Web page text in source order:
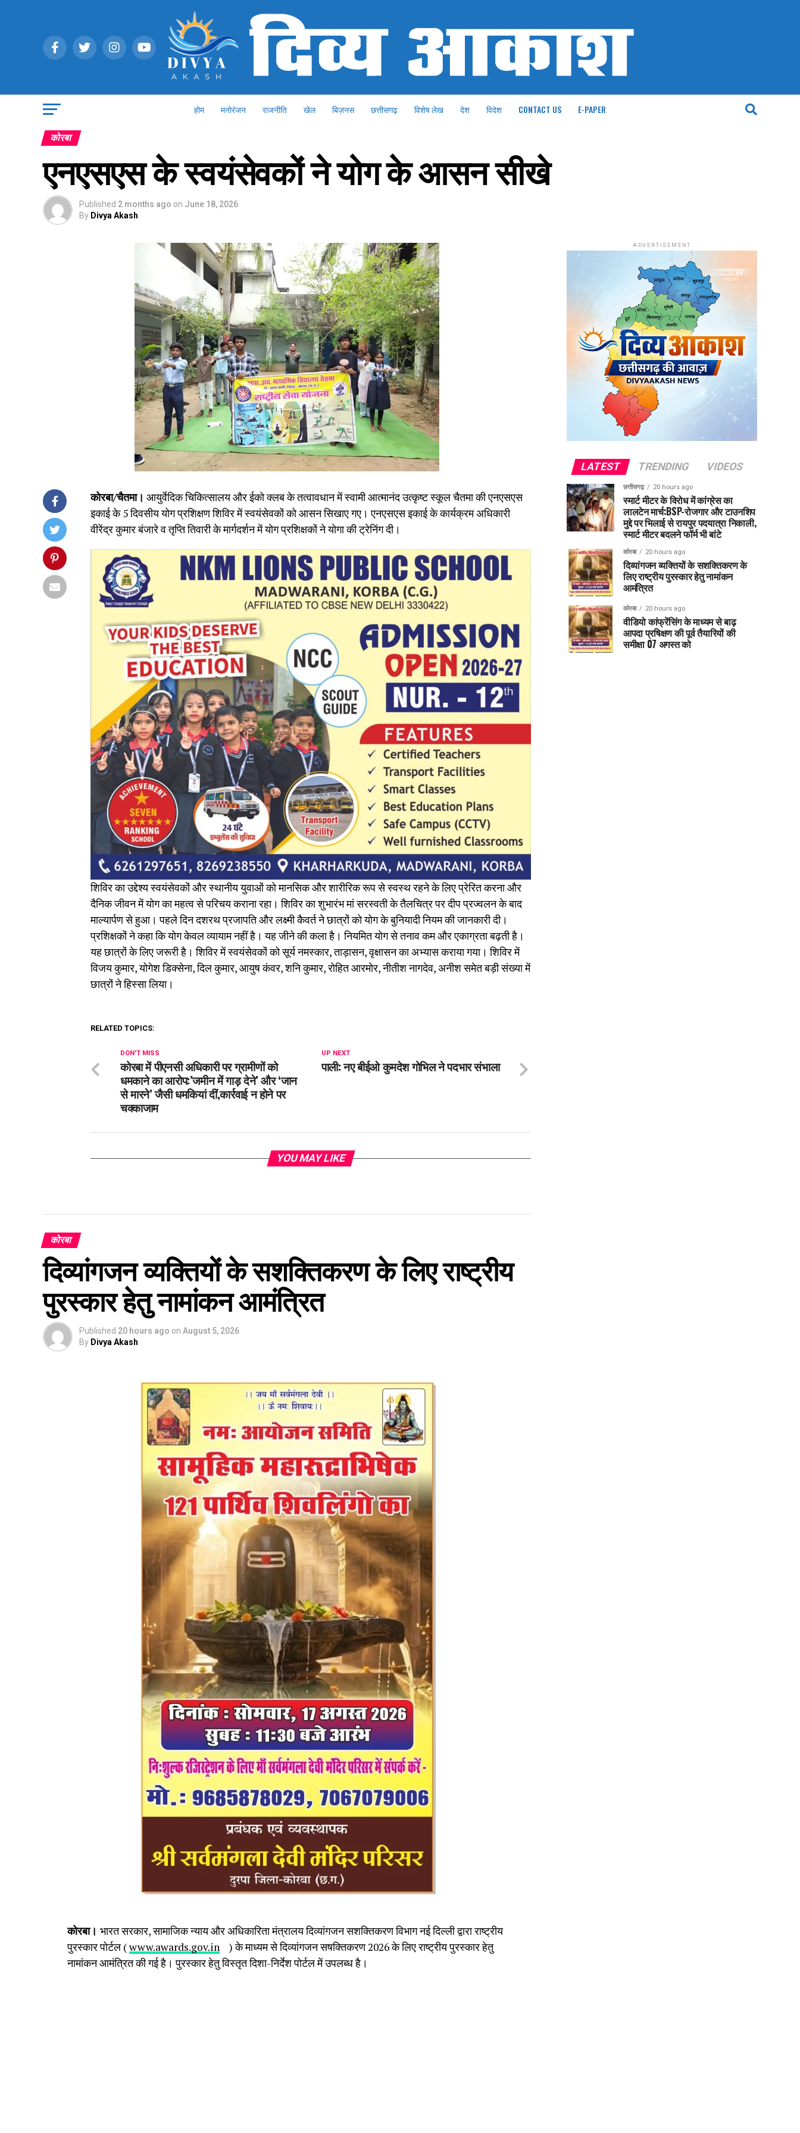
होम मनोरंजन राजनीति खेल बिज़नस छत्तीसगढ़ विशेष लेख देश विदेश CONTACT US E-PAPER
कोरबा
एनएसएस के स्वयंसेवकों ने योग के आसन सीखे
Published 2 months ago on June 18, 2026
By Divya Akash
कोरबा/चैतमा। आयुर्वेदिक चिकित्सालय और ईको क्लब के तत्वावधान में स्वामी आत्मानंद उत्कृष्ट स्कूल चैतमा की एनएसएस
इकाई के 5 दिवसीय योग प्रशिक्षण शिविर में स्वयंसेवकों को आसन सिखाए गए। एनएसएस इकाई के कार्यक्रम अधिकारी
वीरेंद्र कुमार बंजारे व तृप्ति तिवारी के मार्गदर्शन में योग प्रशिक्षकों ने योगा की ट्रेनिंग दी।
शिविर का उद्देश्य स्वयंसेवकों और स्थानीय युवाओं को मानसिक और शारीरिक रूप से स्वस्थ रहने के लिए प्रेरित करना और
दैनिक जीवन में योग का महत्व से परिचय कराना रहा। शिविर का शुभारंभ मां सरस्वती के तैलचित्र पर दीप प्रज्वलन के बाद
माल्यार्पण से हुआ। पहले दिन दशरथ प्रजापति और लक्ष्मी कैवर्त ने छात्रों को योग के बुनियादी नियम की जानकारी दी।
प्रशिक्षकों ने कहा कि योग केवल व्यायाम नहीं है। यह जीने की कला है। नियमित योग से तनाव कम और एकाग्रता बढ़ती है।
यह छात्रों के लिए जरूरी है। शिविर में स्वयंसेवकों को सूर्य नमस्कार, ताड़ासन, वृक्षासन का अभ्यास कराया गया। शिविर में
विजय कुमार, योगेश डिक्सेना, दिल कुमार, आयुष कंवर, शनि कुमार, रोहित आरमोर, नीतीश नागदेव, अनीश समेत बड़ी संख्या में
छात्रों ने हिस्सा लिया।
RELATED TOPICS:
UP NEXT
पाली: नए बीईओ कुमदेश गोभिल ने पदभार संभाला
DON'T MISS
कोरबा में पीएनसी अधिकारी पर ग्रामीणों को
धमकाने का आरोप:’जमीन में गाड़ देने’ और ‘जान
से मारने’ जैसी धमकियां दीं,कार्रवाई न होने पर
चक्काजाम
YOU MAY LIKE
कोरबा
दिव्यांगजन व्यक्तियों के सशक्तिकरण के लिए राष्ट्रीय
पुरस्कार हेतु नामांकन आमंत्रित
Published 20 hours ago on August 5, 2026
By Divya Akash
कोरबा। भारत सरकार, सामाजिक न्याय और अधिकारिता मंत्रालय दिव्यांगजन सशक्तिकरण विभाग नई दिल्ली द्वारा राष्ट्रीय
पुरस्कार पोर्टल (www.awards.gov.in ) के माध्यम से दिव्यांगजन सषक्तिकरण 2026 के लिए राष्ट्रीय पुरस्कार हेतु
नामांकन आमंत्रित की गई है। पुरस्कार हेतु विस्तृत दिशा-निर्देश पोर्टल में उपलब्ध है।
ADVERTISEMENT
LATEST TRENDING VIDEOS
छत्तीसगढ़ 20 hours ago
स्मार्ट मीटर के विरोध में कांग्रेस का
लालटेन मार्च:BSP-रोजगार और टाउनशिप
मुद्दे पर भिलाई से रायपुर पदयात्रा निकाली,
स्मार्ट मीटर बदलने फॉर्म भी बांटे
कोरबा 20 hours ago
दिव्यांगजन व्यक्तियों के सशक्तिकरण के
लिए राष्ट्रीय पुरस्कार हेतु नामांकन
आमंत्रित
कोरबा 20 hours ago
वीडियो कांफ्रेंसिंग के माध्यम से बाढ़
आपदा प्रषिक्षण की पूर्व तैयारियों की
समीक्षा 07 अगस्त को